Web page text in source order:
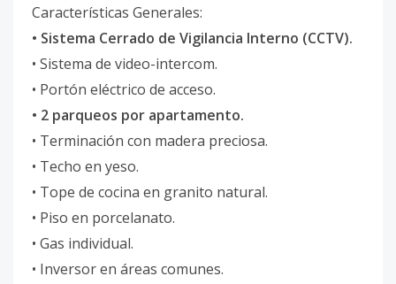
Características Generales:
• Sistema Cerrado de Vigilancia Interno (CCTV).
• Sistema de video-intercom.
• Portón eléctrico de acceso.
• 2 parqueos por apartamento.
• Terminación con madera preciosa.
• Techo en yeso.
• Tope de cocina en granito natural.
• Piso en porcelanato.
• Gas individual.
• Inversor en áreas comunes.